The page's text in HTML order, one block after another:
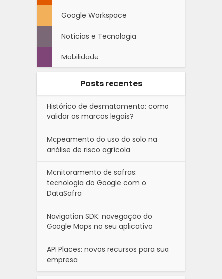
Google Workspace
Notícias e Tecnologia
Mobilidade
Posts recentes
Histórico de desmatamento: como
validar os marcos legais?
Mapeamento do uso do solo na
análise de risco agrícola
Monitoramento de safras:
tecnologia do Google com o
DataSafra
Navigation SDK: navegação do
Google Maps no seu aplicativo
API Places: novos recursos para sua
empresa